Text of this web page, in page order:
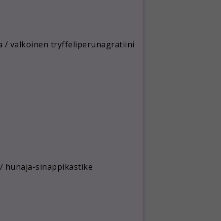
/ valkoinen tryffeliperunagratiini
sinappikastike